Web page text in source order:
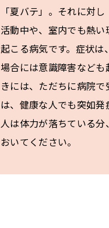
「夏バテ」。それに対
活動中や、室内でも熱
起こる病気です。症状
場合には意識障害なども
きには、ただちに病院
は、健康な人でも突如
人は体力が落ちている
おいてください。